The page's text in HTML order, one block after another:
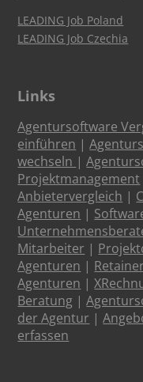
LEADING Job Poland
LEADING Job Czechia
Links
Agentursoftware
einführen |
wechseln |
Projektmanagement
Anbietervergleich |
Agenturen |
Mitarbeiter |
Agenturen |
Agenturen |
Beratung |
der Agentur |
erfassen